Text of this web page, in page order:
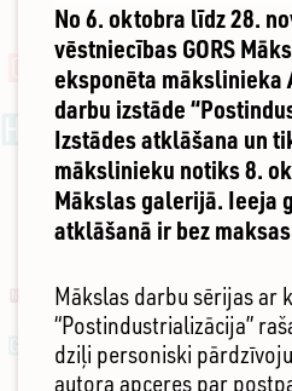
No 6. oktobra līdz 28.
vēstniecības GORS
eksponēta mākslinieka
darbu izstāde
Izstādes atklāšana un
mākslinieku notiks 8.
Mākslas galerijā. Ieeja
atklāšanā ir bez
Mākslas darbu sērijas ar
“Postindustrializācija”
dziļi personiski
autora apceres par